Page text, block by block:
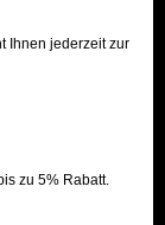
Ihnen jederzeit zur
zu 5% Rabatt.